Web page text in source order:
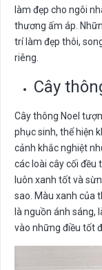
làm đẹp cho ngôi
thương ấm áp.
trí làm đẹp thôi,
riêng.
Cây
Cây thông Noel
phục sinh, thể hiện
cảnh khắc nghiệt
các loài cây cối đều
luôn xanh tốt và
sao. Màu xanh của
là nguồn ánh sáng,
vào những điều tốt